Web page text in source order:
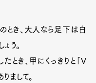
とき、大人なら足下は白
う。
き、甲にくっきりと「V
まして。